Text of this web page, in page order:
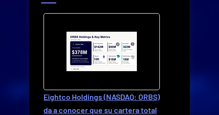
Eightco Holdings (NASDAQ: ORBS)
da a conocer que su cartera total